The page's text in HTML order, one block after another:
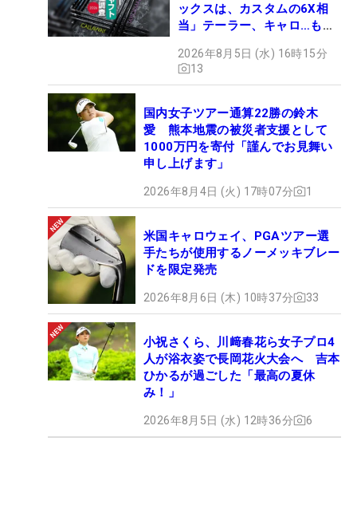
ックスは、カスタムの6X相
当」テーラー、キャロ…もチ
2026年8月5日 (水) 16時15分
13
国内女子ツアー通算22勝の鈴木
愛 熊本地震の被災者支援として
1000万円を寄付「謹んでお見舞い
申し上げます」
2026年8月4日 (火) 17時07分 1
米国キャロウェイ、PGAツアー選
手たちが使用するノーメッキブレー
ドを限定発売
2026年8月6日 (木) 10時37分 33
小祝さくら、川﨑春花ら女子プロ4
人が浴衣姿で長岡花火大会へ 吉本
ひかるが過ごした「最高の夏休
み！」
2026年8月5日 (水) 12時36分 6